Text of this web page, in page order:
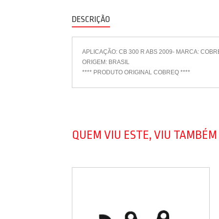
DESCRIÇÃO
APLICAÇÃO: CB 300 R ABS 2009- MARCA:
ORIGEM: BRASIL
**** PRODUTO ORIGINAL COBREQ ****
QUEM VIU ESTE, VIU TAMBÉM